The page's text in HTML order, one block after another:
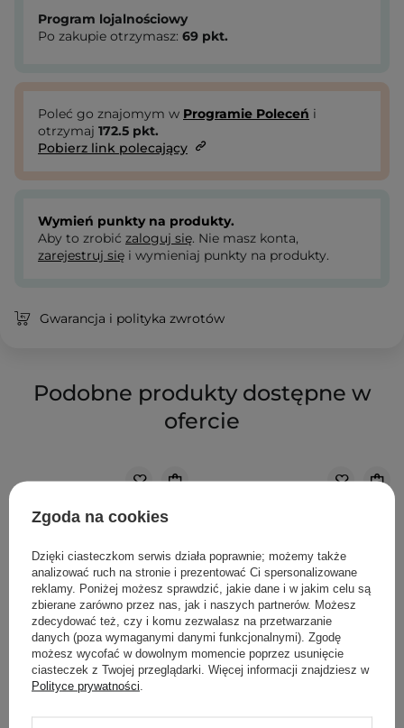
Program lojalnościowy
Po zakupie otrzymasz: 69 pkt.
Poleć go znajomym w Programie Poleceń i
otrzymaj 172.5 pkt.
Pobierz link polecający
Wymień punkty na produkty.
Aby to zrobić zaloguj się. Nie masz konta,
zarejestruj się i wymieniaj punkty na produkty.
Gwarancja i polityka zwrotów
Podobne produkty dostępne w
ofercie
Zgoda na cookies
Dzięki ciasteczkom serwis działa poprawnie; możemy także
analizować ruch na stronie i prezentować Ci spersonalizowane
reklamy. Poniżej możesz sprawdzić, jakie dane i w jakim celu są
zbierane zarówno przez nas, jak i naszych partnerów. Możesz
zdecydować też, czy i komu zezwalasz na przetwarzanie
danych (poza wymaganymi danymi funkcjonalnymi). Zgodę
możesz wycofać w dowolnym momencie poprzez usunięcie
ciasteczek z Twojej przeglądarki. Więcej informacji znajdziesz w
Polityce prywatności